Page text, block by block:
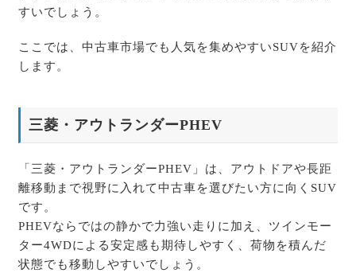
すいでしょう。
ここでは、中古車市場でも人気を集めやすいSUVを紹介
します。
三菱・アウトランダーPHEV
「三菱・アウトランダーPHEV」は、アウトドアや長距
離移動まで視野に入れて中古車を選びたい方に向くSUV
です。
PHEVならではの静かで力強い走りに加え、ツインモー
ター4WDによる安定感も期待しやすく、荷物を積んだ
状態でも移動しやすいでしょう。